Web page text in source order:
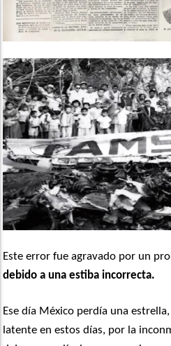
Este error fue agravado por un
debido a una estiba incorrecta.
Ese día México perdía una
latente en estos días, por la